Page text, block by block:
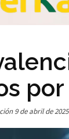
9 de abril de 2025